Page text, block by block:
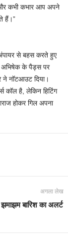
कभी कभार आप अपने
हैं।”
से बहस करते हुए
अभिषेक के पैड्स पर
नॉटआउट दिया।
कॉल है, लेकिन हिटिंग
होकर गिल अपना
अगला लेख
बारिश का अलर्ट